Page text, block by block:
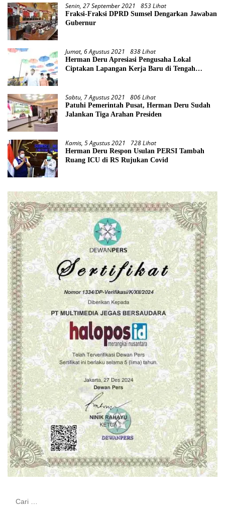
Senin, 27 September 2021 853 Lihat
Fraksi-Fraksi DPRD Sumsel Dengarkan Jawaban
Gubernur
Jumat, 6 Agustus 2021 838 Lihat
Herman Deru Apresiasi Pengusaha Lokal
Ciptakan Lapangan Kerja Baru di Tengah
Sabtu, 7 Agustus 2021 806 Lihat
Patuhi Pemerintah Pusat, Herman Deru Sudah
Jalankan Tiga Arahan Presiden
Kamis, 5 Agustus 2021 728 Lihat
Herman Deru Respon Usulan PERSI Tambah
Ruang ICU di RS Rujukan Covid
Cari